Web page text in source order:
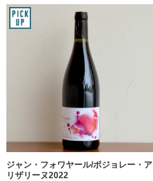
ジャン・フォワヤール/ボジョレー・ア
リザリーヌ2022